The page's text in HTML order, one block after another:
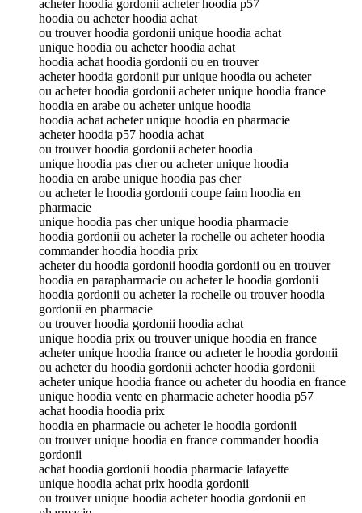
acheter hoodia gordonii acheter hoodia p57
hoodia ou acheter hoodia achat
ou trouver hoodia gordonii unique hoodia achat
unique hoodia ou acheter hoodia achat
hoodia achat hoodia gordonii ou en trouver
acheter hoodia gordonii pur unique hoodia ou acheter
ou acheter hoodia gordonii acheter unique hoodia france
hoodia en arabe ou acheter unique hoodia
hoodia achat acheter unique hoodia en pharmacie
acheter hoodia p57 hoodia achat
ou trouver hoodia gordonii acheter hoodia
unique hoodia pas cher ou acheter unique hoodia
hoodia en arabe unique hoodia pas cher
ou acheter le hoodia gordonii coupe faim hoodia en
pharmacie
unique hoodia pas cher unique hoodia pharmacie
hoodia gordonii ou acheter la rochelle ou acheter hoodia
commander hoodia hoodia prix
acheter du hoodia gordonii hoodia gordonii ou en trouver
hoodia en parapharmacie ou acheter le hoodia gordonii
hoodia gordonii ou acheter la rochelle ou trouver hoodia
gordonii en pharmacie
ou trouver hoodia gordonii hoodia achat
unique hoodia prix ou trouver unique hoodia en france
acheter unique hoodia france ou acheter le hoodia gordonii
ou acheter du hoodia gordonii acheter hoodia gordonii
acheter unique hoodia france ou acheter du hoodia en france
unique hoodia vente en pharmacie acheter hoodia p57
achat hoodia hoodia prix
hoodia en pharmacie ou acheter le hoodia gordonii
ou trouver unique hoodia en france commander hoodia
gordonii
achat hoodia gordonii hoodia pharmacie lafayette
unique hoodia achat prix hoodia gordonii
ou trouver unique hoodia acheter hoodia gordonii en